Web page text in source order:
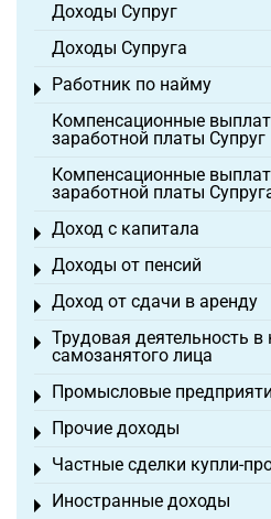
Доходы Супруг
Доходы Супруга
Работник по найму
Toggle menu
Компенсационные
заработной платы Супруг
Компенсационные
заработной платы
Доход с капитала
Toggle menu
Доходы от пенсий
Toggle menu
Доход от сдачи в аренду
Toggle menu
Трудовая деятельность в
самозанятого лица
Toggle menu
Промысловые
Toggle menu
Прочие доходы
Toggle menu
Частные сделки купли-
Toggle menu
Иностранные доходы
Toggle menu